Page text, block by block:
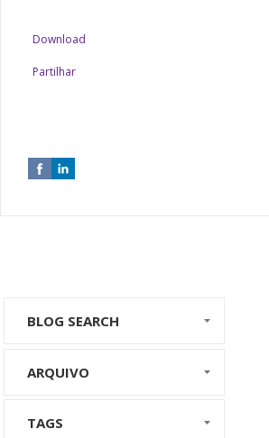
Download
Partilhar
BLOG SEARCH
ARQUIVO
TAGS